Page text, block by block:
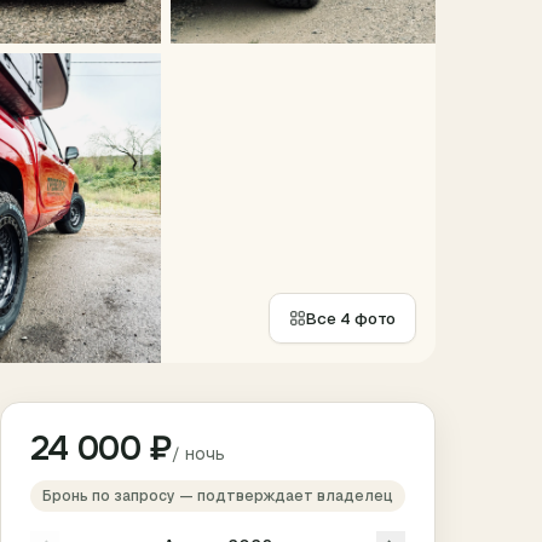
Все 4 фото
24 000 ₽/ ночь
Бронь по запросу — подтверждает владелец